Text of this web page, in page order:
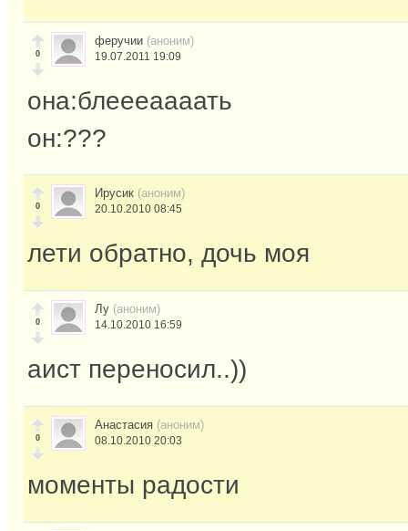
0
феручии (аноним)
19.07.2011 19:09
она:блеееаааать
он:???
0
Ирусик (аноним)
20.10.2010 08:45
лети обратно, дочь моя
0
Лу (аноним)
14.10.2010 16:59
аист переносил..))
0
Анастасия (аноним)
08.10.2010 20:03
моменты радости